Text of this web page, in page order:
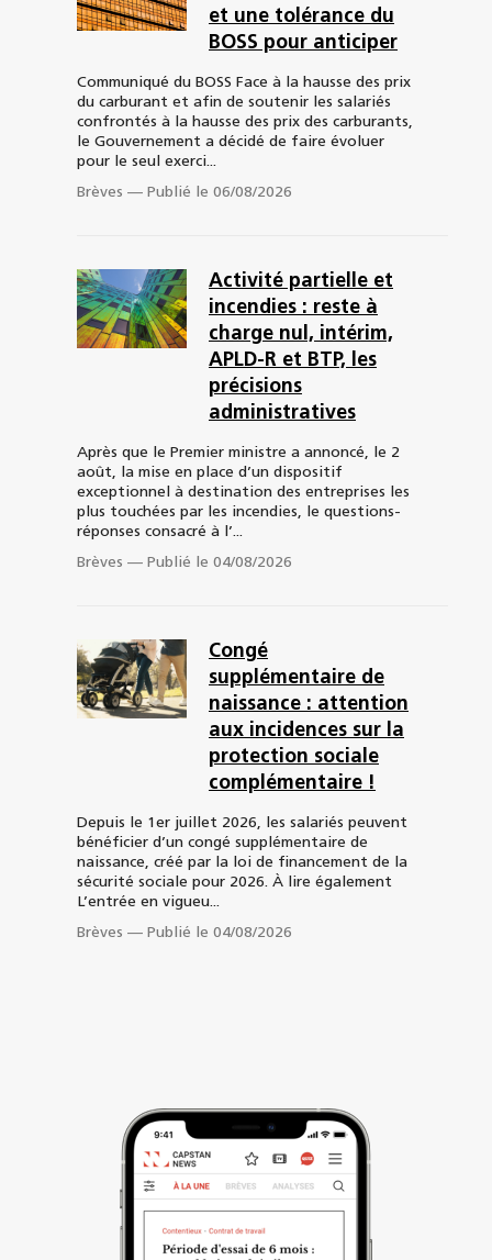
et une tolérance du
BOSS pour anticiper
Communiqué du BOSS Face à la hausse des prix
du carburant et afin de soutenir les salariés
confrontés à la hausse des prix des carburants,
le Gouvernement a décidé de faire évoluer
pour le seul exerci...
Brèves — Publié le 06/08/2026
Activité partielle et
incendies : reste à
charge nul, intérim,
APLD-R et BTP, les
précisions
administratives
Après que le Premier ministre a annoncé, le 2
août, la mise en place d’un dispositif
exceptionnel à destination des entreprises les
plus touchées par les incendies, le questions-
réponses consacré à l’...
Brèves — Publié le 04/08/2026
Congé
supplémentaire de
naissance : attention
aux incidences sur la
protection sociale
complémentaire !
Depuis le 1er juillet 2026, les salariés peuvent
bénéficier d’un congé supplémentaire de
naissance, créé par la loi de financement de la
sécurité sociale pour 2026. À lire également
L’entrée en vigueu...
Brèves — Publié le 04/08/2026